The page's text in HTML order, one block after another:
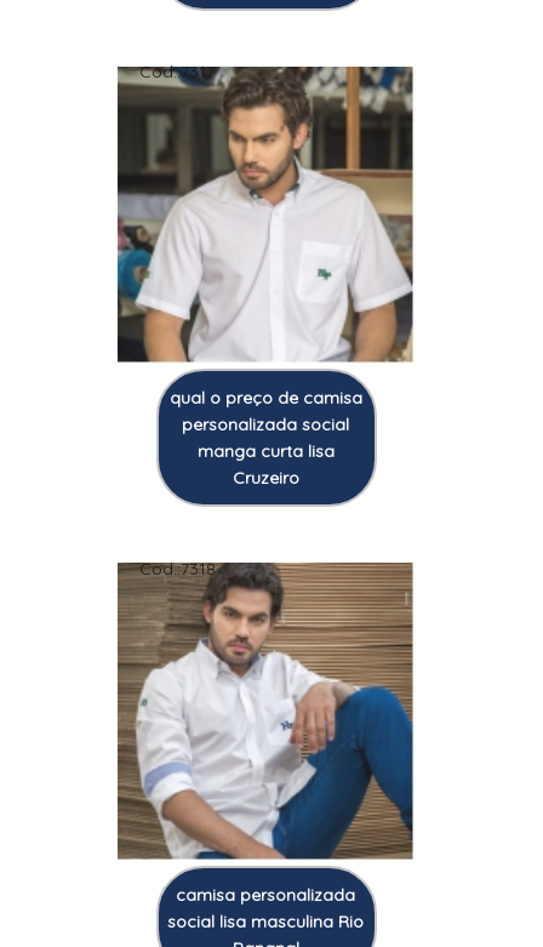
Cod.:7317
qual o preço de camisa
personalizada social
manga curta lisa
Cruzeiro
Cod.:7318
camisa personalizada
social lisa masculina Rio